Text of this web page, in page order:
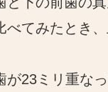
べてみたとき
23ミリ重な